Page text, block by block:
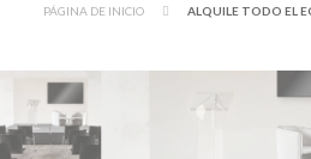
PÁGINA DE INICIO ALQUILE TODO EL